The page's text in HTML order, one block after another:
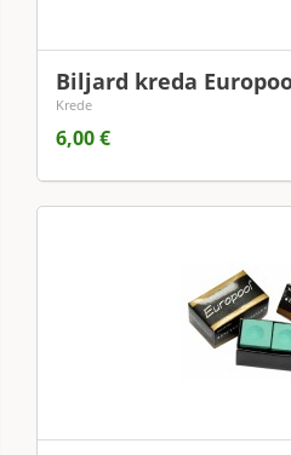
Biljard kreda
Krede
6,00 €